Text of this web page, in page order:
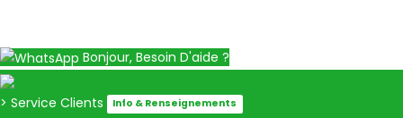
Bonjour, Besoin D'aide ?
> Service Clients Info & Renseignements